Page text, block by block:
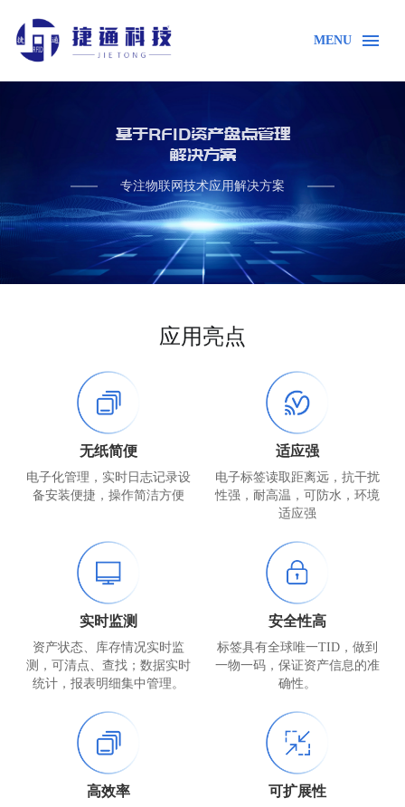
MENU
基于RFID资产盘点管理
解决方案
专注物联网技术应用解决方案
首页 解决方案 RFID资产盘点管理
应用亮点
无纸简便
电子化管理，实时日志记录设
备安装便捷，操作简洁方便
适应强
电子标签读取距离远，抗干扰
性强，耐高温，可防水，环境
适应强
实时监测
资产状态、库存情况实时监
测，可清点、查找；数据实时
统计，报表明细集中管理。
安全性高
标签具有全球唯一TID，做到
一物一码，保证资产信息的准
确性。
高效率 可扩展性